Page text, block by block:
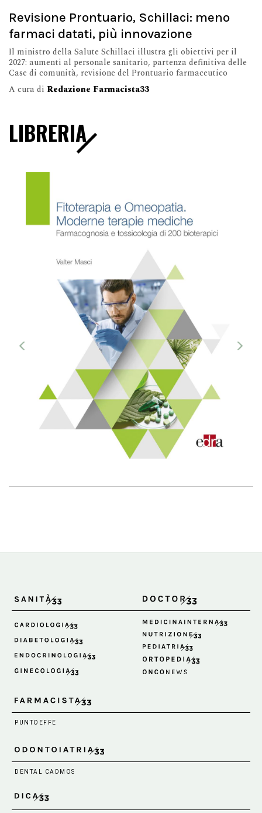
Revisione Prontuario, Schillaci: meno
farmaci datati, più innovazione
Il ministro della Salute Schillaci illustra gli obiettivi per il
2027: aumenti al personale sanitario, partenza definitiva delle
Case di comunità, revisione del Prontuario farmaceutico
A cura di Redazione Farmacista33
LIBRERIA